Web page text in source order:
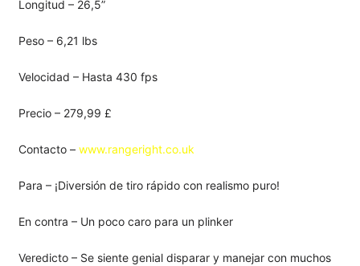
Longitud – 26,5”
Peso – 6,21 lbs
Velocidad – Hasta 430 fps
Precio – 279,99 £
Contacto – www.rangeright.co.uk
Para – ¡Diversión de tiro rápido con realismo puro!
En contra – Un poco caro para un plinker
Veredicto – Se siente genial disparar y manejar con muchos